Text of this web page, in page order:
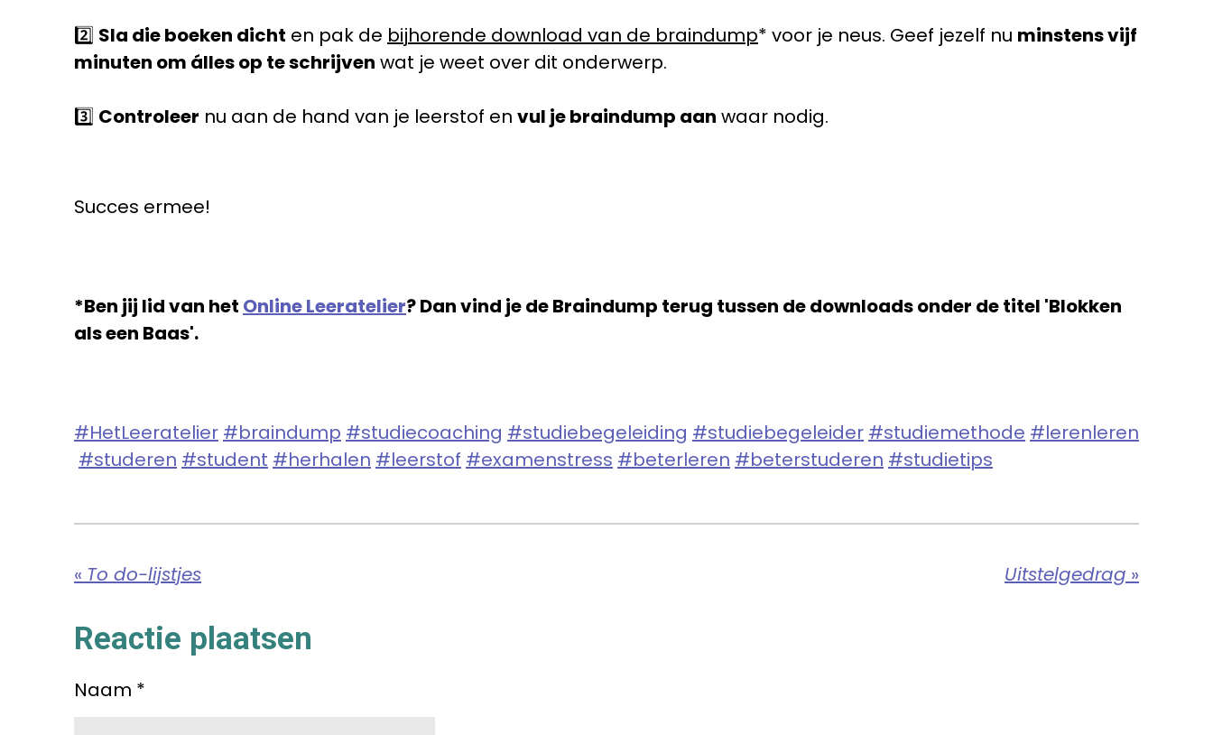
2️⃣ Sla die boeken dicht en pak de bijhorende download van de braindump* voor je neus. Geef jezelf nu minstens vijf
minuten om álles op te schrijven wat je weet over dit onderwerp.
3️⃣ Controleer nu aan de hand van je leerstof en vul je braindump aan waar nodig.
Succes ermee!
*Ben jij lid van het Online Leeratelier? Dan vind je de Braindump terug tussen de downloads onder de titel 'Blokken
als een Baas'.
#HetLeeratelier #braindump #studiecoaching #studiebegeleiding #studiebegeleider #studiemethode #lerenleren
#studeren #student #herhalen #leerstof #examenstress #beterleren #beterstuderen #studietips
« To do-lijstjes Uitstelgedrag »
Reactie plaatsen
Naam *